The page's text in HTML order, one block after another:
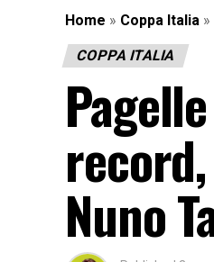
Home » Coppa Italia »
COPPA ITALIA
Nuno